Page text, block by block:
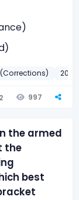
2017
2 997
the armed
the
best